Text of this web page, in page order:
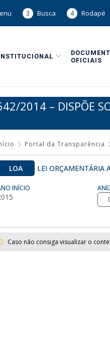
3 Busca 4 Rodapé
OFICIAIS
2014 – DISPÕE
Portal da Transparência
LOA LEI ORÇAMENTÁRIA
INÍCIO
Caso não consiga visualizar o